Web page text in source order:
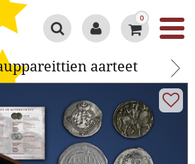
0
aarteet
aarteet